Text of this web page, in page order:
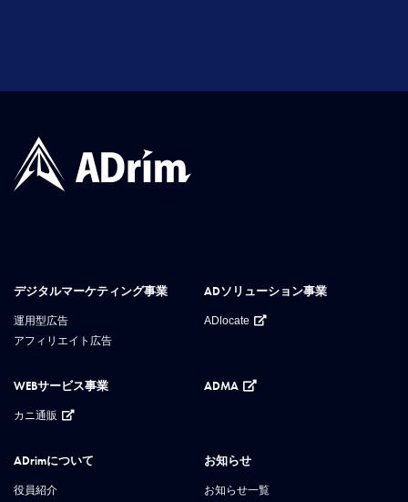
デジタルマーケティング事業
運用型広告
アフィリエイト広告
ADソリューション事業
ADlocate
WEBサービス事業
カニ通販
ADMA
ADrimについて
役員紹介
お知らせ
お知らせ一覧